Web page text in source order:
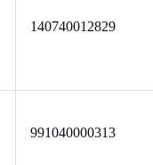
140740012829
991040000313